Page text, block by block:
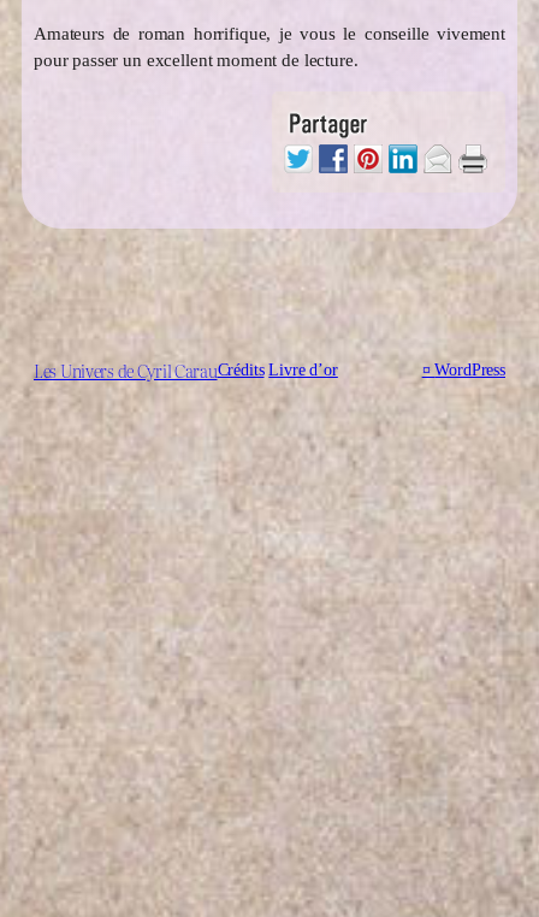
Amateurs de roman horrifique, je vous le conseille vivement
pour passer un excellent moment de lecture.
Les Univers de Cyril CarauCrédits Livre d’or ¤WordPress